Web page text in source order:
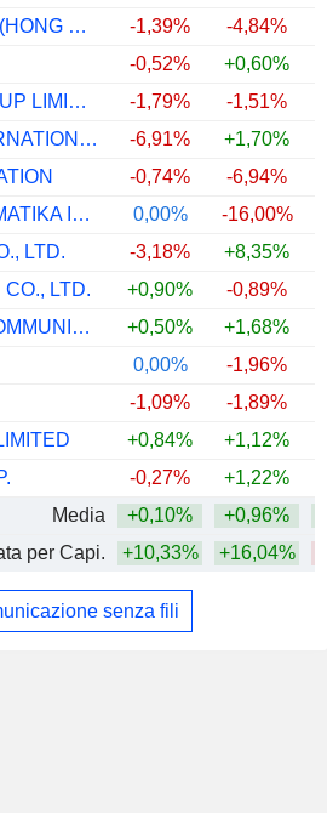
CHINA UNICOM (HONG KONG) LIMITED
-1,39% -4,84%
-0,52% +0,60%
VODACOM GROUP LIMITED
-1,79% -1,51%
MILLICOM INTERNATIONAL CELLULAR S.A.
-6,91% +1,70%
-0,74% -6,94%
PT MORA TELEMATIKA INDONESIA TBK
0,00% -16,00%
LTD.
-3,18% +8,35%
LTD.
+0,90% -0,89%
MOBILE TELECOMMUNICATIONS COMPANY K.S.C.P.
+0,50% +1,68%
0,00% -1,96%
-1,09% -1,89%
+0,84% +1,12%
-0,27% +1,22%
Media
+0,10% +0,96%
per Capi.
+10,33% +16,04%
senza fili